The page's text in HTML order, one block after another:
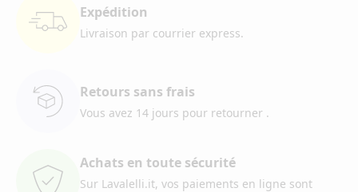
Expédition
Livraison par courrier express.
Retours sans frais
Vous avez 14 jours pour retourner .
Achats en toute sécurité
Sur Lavalelli.it, vos paiements en ligne sont